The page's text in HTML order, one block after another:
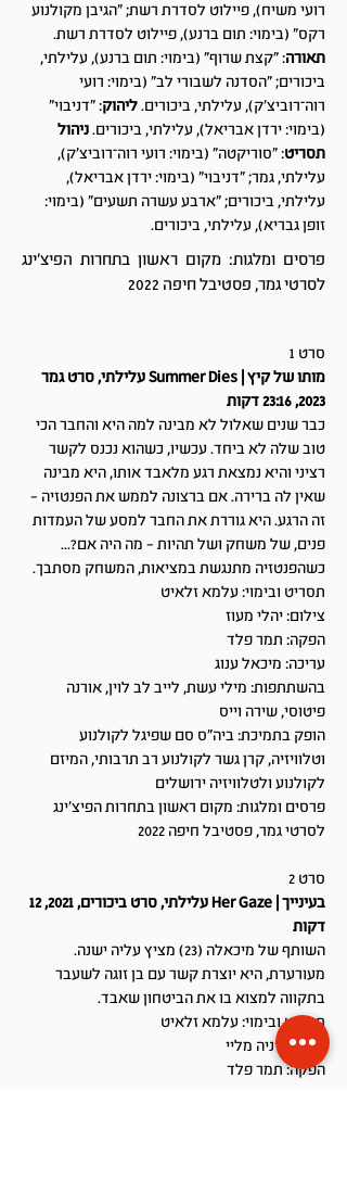
רועי משיח), פיילוט לסדרת רשת; "הגיבן מקולנוע
רקס" (בימוי: תום ברנע), פיילוט לסדרת רשת.
תאורה: "קצת שרוף" (בימוי: תום ברנע), עלילתי,
ביכורים; "הסדנה לשבורי לב" (בימוי: רועי
רוה־רוביצ'ק), עלילתי, ביכורים.ליהוק: "דניבוי"
(בימוי: ירדן אבריאל), עלילתי, ביכורים.ניהול
תסריט: "סוריקטה" (בימוי: רועי רוה־רוביצ'ק),
עלילתי, גמר; "דניבוי" (בימוי: ירדן אבריאל),
עלילתי, ביכורים; "ארבע עשרה תשעים" (בימוי:
זופן גבריא), עלילתי, ביכורים.
פרסים ומלגות: מקום ראשון בתחרות הפיצ'ינג
לסרטי גמר, פסטיבל חיפה 2022
סרט 1
מותו של קיץ | Summer Dies עלילתי, סרט גמר
2023, 23:16 דקות
כבר שנים שאלול לא מבינה למה היא והחבר הכי
טוב שלה לא ביחד. עכשיו, כשהוא נכנס לקשר
רציני והיא נמצאת רגע מלאבד אותו, היא מבינה
שאין לה ברירה. אם ברצונה לממש את הפנטזיה –
זה הרגע. היא גוררת את החבר למסע של העמדות
פנים, של משחק ושל תהיות – מה היה אם?...
כשהפנטזיה מתנגשת במציאות, המשחק מסתבך.
תסריט ובימוי: עלמא זלאיט
צילום: יהלי מעוז
הפקה: תמר פלד
עריכה: מיכאל ענוג
בהשתתפות: מילי עשת, לייב לב לוין, אורנה
פיטוסי, שירה וייס
הופק בתמיכת: ביה"ס סם שפיגל לקולנוע
וטלוויזיה, קרן גשר לקולנוע רב תרבותי, המיזם
לקולנוע ולטלוויזיה ירושלים
פרסים ומלגות: מקום ראשון בתחרות הפיצ'ינג
לסרטי גמר, פסטיבל חיפה 2022
סרט 2
בעינייך | Her Gaze עלילתי, סרט ביכורים, 2021, 12
דקות
השותף של מיכאלה (23) מציץ עליה ישנה.
מעורערת, היא יוצרת קשר עם בן זוגה לשעבר
בתקווה למצוא בו את הביטחון שאבד.
תסריט ובימוי: עלמא זלאיט
צילום: ג'ניה מליי
הפקה: תמר פלד